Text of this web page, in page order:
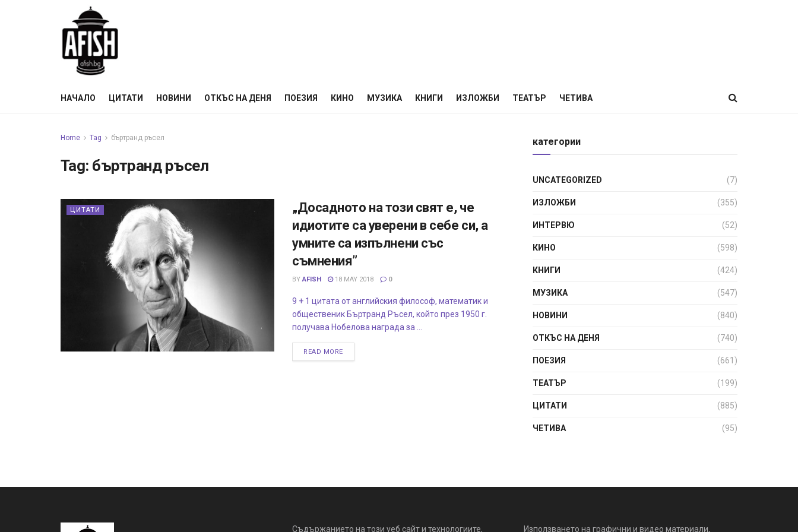
НАЧАЛО ЦИТАТИ НОВИНИ ОТКЪС НА ДЕНЯ ПОЕЗИЯ КИНО МУЗИКА КНИГИ ИЗЛОЖБИ ТЕАТЪР ЧЕТИВА
Home Tag бъртранд ръсел
Tag: бъртранд ръсел
ЦИТАТИ
„Досадното на този свят е, че
идиотите са уверени в себе си, а
умните са изпълнени със
съмнения”
BY AFISH 18 MAY 2018 0
9 + 1 цитата от английския философ, математик и
общественик Бъртранд Ръсел, който през 1950 г.
получава Нобелова награда за ...
READ MORE
категории
UNCATEGORIZED (7)
ИЗЛОЖБИ (355)
ИНТЕРВЮ (52)
КИНО (598)
КНИГИ (424)
МУЗИКА (547)
НОВИНИ (840)
ОТКЪС НА ДЕНЯ (740)
ПОЕЗИЯ (661)
ТЕАТЪР (199)
ЦИТАТИ (885)
ЧЕТИВА (95)
Съдържанието на този уеб сайт и технологиите, Използването на графични и видео материали,